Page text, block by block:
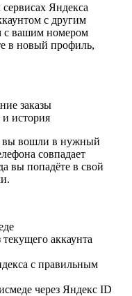
Яндекса
с другим
с вашим номером
в новый профиль,
заказы
история
вы вошли в нужный
совпадает
вы попадёте в свой
аккаунта
с правильным
через Яндекс ID